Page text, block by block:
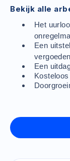
Bekijk alle
Het
Een
Een